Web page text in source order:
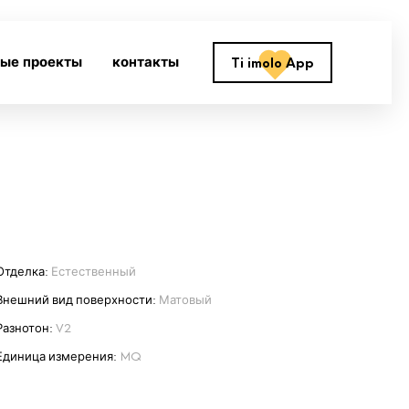
проекты контакты Ti imolo App
Естественный
вид поверхности: Матовый
V2
измерения: MQ